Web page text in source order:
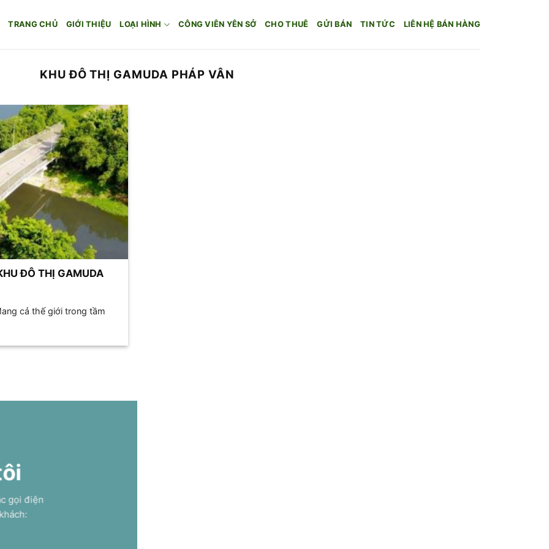
TRANG CHỦ GIỚI THIỆU LOẠI HÌNH CÔNG VIÊN YÊN SỞ CHO THUÊ GỬI BÁN TIN TỨC LIÊN HỆ BÁN HÀNG
KHU ĐÔ THỊ GAMUDA PHÁP VÂN
ĐÔ THỊ GAMUDA
cả thế giới trong tầm
gọi điện